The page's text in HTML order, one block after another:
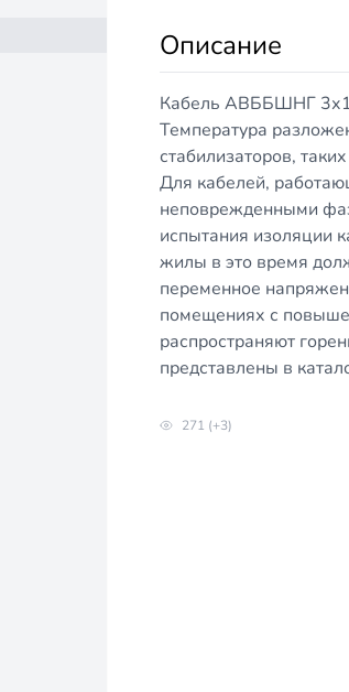
Описание
Кабель АВББШНГ
Температура
стабилизаторов,
Для кабелей,
неповрежденными
испытания изоляции
жилы в это время
переменное
помещениях с
распространяют
представлены в
271 (+3)